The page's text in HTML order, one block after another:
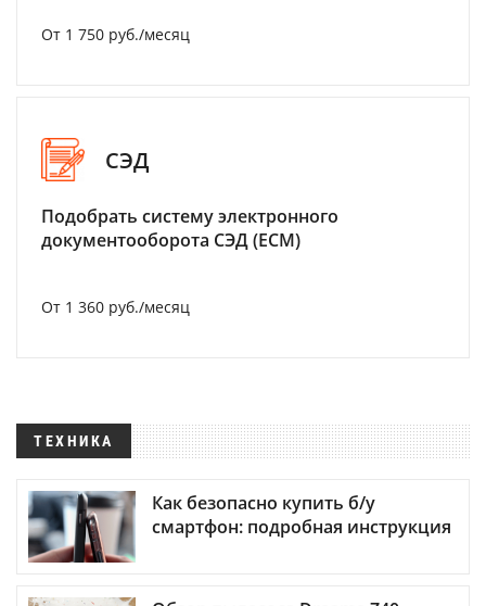
От 1 750 руб./месяц
СЭД
Подобрать систему электронного
документооборота СЭД (ECM)
От 1 360 руб./месяц
ТЕХНИКА
Как безопасно купить б/у
смартфон: подробная инструкция